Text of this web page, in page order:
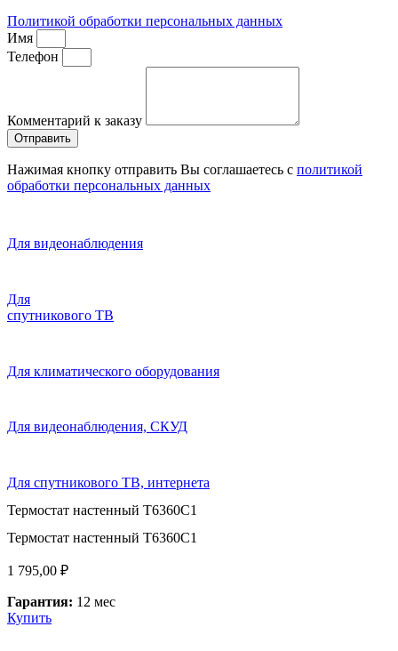
Политикой обработки персональных данных
Имя
Телефон
Комментарий к заказу
Отправить
Нажимая кнопку отправить Вы соглашаетесь с политикой
обработки персональных данных
Для видеонаблюдения
Для
спутникового ТВ
Для климатического оборудования
Для видеонаблюдения, СКУД
Для спутникового ТВ, интернета
Термостат настенный T6360C1
Термостат настенный T6360C1
1 795,00 ₽
Гарантия: 12 мес
Купить